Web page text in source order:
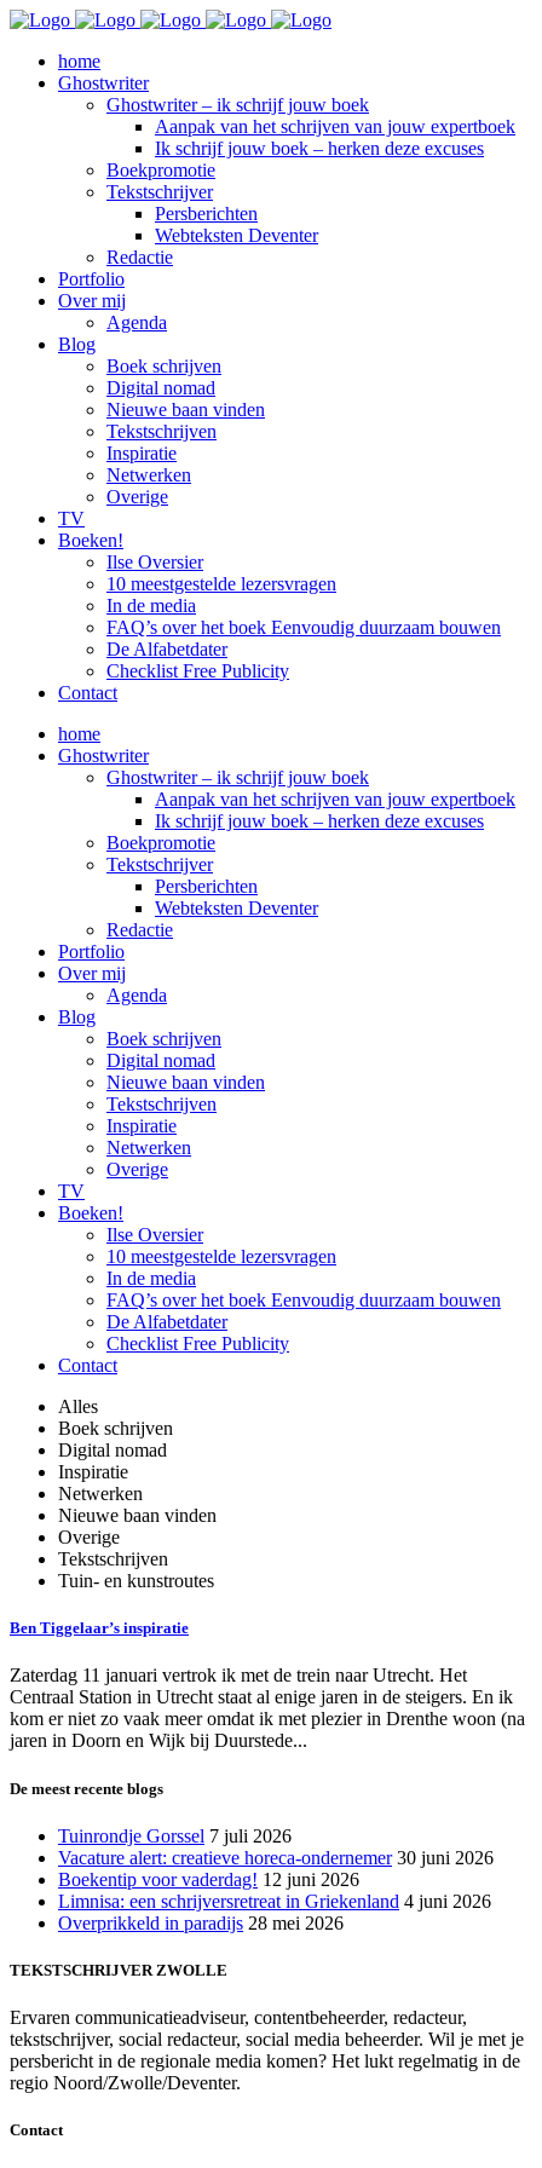
home
Ghostwriter
Ghostwriter – ik schrijf jouw boek
Aanpak van het schrijven van jouw expertboek
Ik schrijf jouw boek – herken deze excuses
Boekpromotie
Tekstschrijver
Persberichten
Webteksten Deventer
Redactie
Portfolio
Over mij
Agenda
Blog
Boek schrijven
Digital nomad
Nieuwe baan vinden
Tekstschrijven
Inspiratie
Netwerken
Overige
TV
Boeken!
Ilse Oversier
10 meestgestelde lezersvragen
In de media
FAQ’s over het boek Eenvoudig duurzaam bouwen
De Alfabetdater
Checklist Free Publicity
Contact
home
Ghostwriter
Ghostwriter – ik schrijf jouw boek
Aanpak van het schrijven van jouw expertboek
Ik schrijf jouw boek – herken deze excuses
Boekpromotie
Tekstschrijver
Persberichten
Webteksten Deventer
Redactie
Portfolio
Over mij
Agenda
Blog
Boek schrijven
Digital nomad
Nieuwe baan vinden
Tekstschrijven
Inspiratie
Netwerken
Overige
TV
Boeken!
Ilse Oversier
10 meestgestelde lezersvragen
In de media
FAQ’s over het boek Eenvoudig duurzaam bouwen
De Alfabetdater
Checklist Free Publicity
Contact
Alles
Boek schrijven
Digital nomad
Inspiratie
Netwerken
Nieuwe baan vinden
Overige
Tekstschrijven
Tuin- en kunstroutes
Ben Tiggelaar’s inspiratie
Zaterdag 11 januari vertrok ik met de trein naar Utrecht. Het
Centraal Station in Utrecht staat al enige jaren in de steigers. En ik
kom er niet zo vaak meer omdat ik met plezier in Drenthe woon (na
jaren in Doorn en Wijk bij Duurstede...
De meest recente blogs
Tuinrondje Gorssel 7 juli 2026
Vacature alert: creatieve horeca-ondernemer 30 juni 2026
Boekentip voor vaderdag! 12 juni 2026
Limnisa: een schrijversretreat in Griekenland 4 juni 2026
Overprikkeld in paradijs 28 mei 2026
TEKSTSCHRIJVER ZWOLLE
Ervaren communicatieadviseur, contentbeheerder, redacteur,
tekstschrijver, social redacteur, social media beheerder. Wil je met je
persbericht in de regionale media komen? Het lukt regelmatig in de
regio Noord/Zwolle/Deventer.
Contact